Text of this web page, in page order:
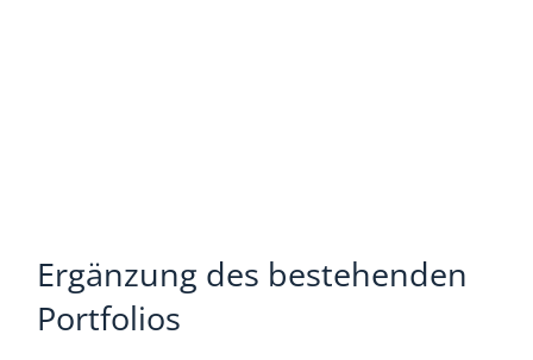
Ergänzung des bestehenden
Portfolios